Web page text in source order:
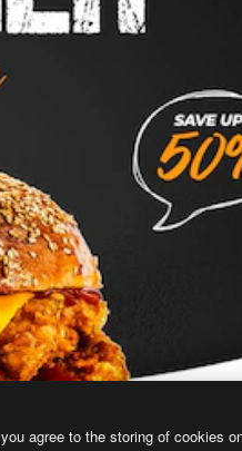
agree to the storing of cookies